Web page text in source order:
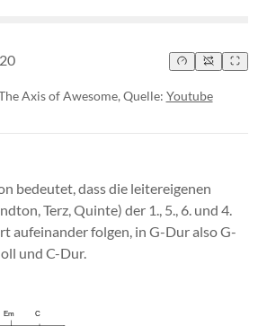
Axis of Awesome, Quelle: Youtube
bedeutet, dass die leitereigenen
Terz, Quinte) der 1., 5., 6. und 4.
aufeinander folgen, in G-Dur also G-
und C-Dur.
Em C